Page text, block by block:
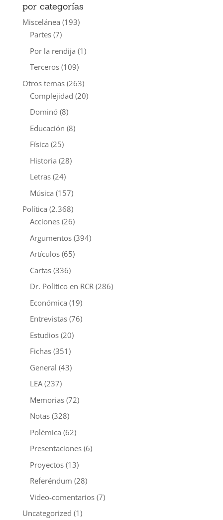
por categorías
Miscelánea (193)
Partes(7)
Por la rendija (1)
Terceros(109)
Otros temas(263)
Complejidad (20)
Dominó(8)
Educación (8)
Física (25)
Historia (28)
Letras(24)
Música (157)
Política (2.368)
Acciones(26)
Argumentos(394)
Artículos(65)
Cartas(336)
Dr. Político en RCR(286)
Económica (19)
Entrevistas(76)
Estudios(20)
Fichas(351)
General (43)
LEA(237)
Memorias(72)
Notas(328)
Polémica (62)
Presentaciones(6)
Proyectos(13)
Referéndum (28)
Video-comentarios(7)
Uncategorized (1)